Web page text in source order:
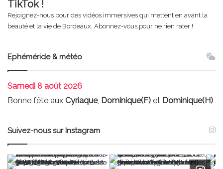
TikTok !
Rejoignez-nous pour des vidéos immersives qui mettent en avant la
beauté et la vie de Bordeaux. Abonnez-vous pour ne rien rater !
Ephéméride & météo
Samedi 8 août 2026
Bonne fête aux Cyriaque, Dominique(F) et Dominique(H)
Suivez-nous sur Instagram